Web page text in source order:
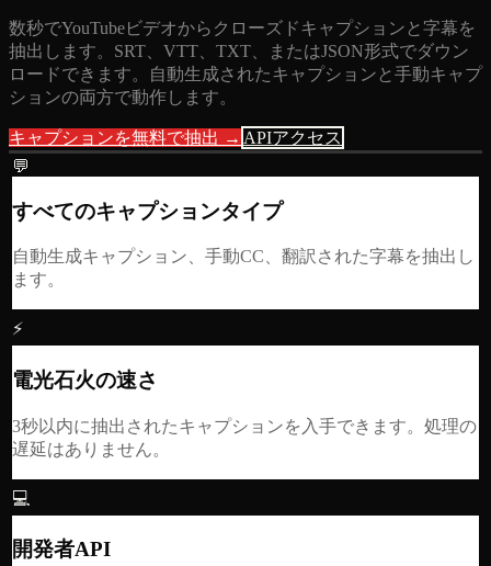
数秒でYouTubeビデオからクローズドキャプションと字幕を
抽出します。SRT、VTT、TXT、またはJSON形式でダウン
ロードできます。自動生成されたキャプションと手動キャプ
ションの両方で動作します。
キャプションを無料で抽出 → APIアクセス
💬
すべてのキャプションタイプ
自動生成キャプション、手動CC、翻訳された字幕を抽出し
ます。
⚡
電光石火の速さ
3秒以内に抽出されたキャプションを入手できます。処理の
遅延はありません。
💻
開発者API